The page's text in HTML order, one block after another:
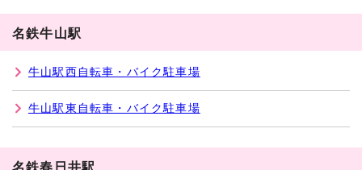
名鉄牛山駅
牛山駅西自転車・バイク駐車場
牛山駅東自転車・バイク駐車場
名鉄春日井駅